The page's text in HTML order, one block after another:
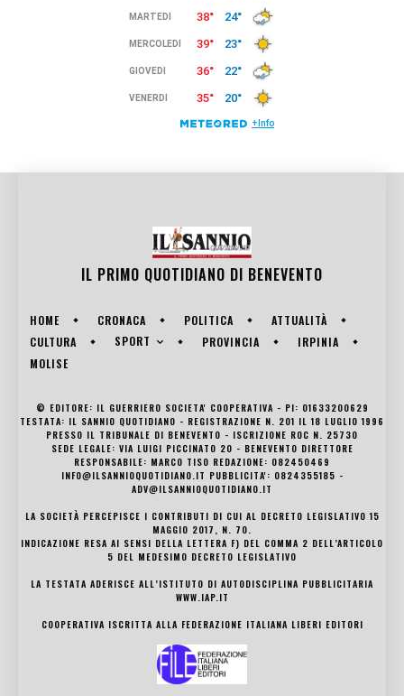
IL PRIMO QUOTIDIANO DI BENEVENTO
HOME CRONACA POLITICA
ATTUALITÀ
CULTURA
SPORT PROVINCIA
IRPINIA
MOLISE
© EDITORE: IL GUERRIERO SOCIETA' COOPERATIVA - PI: 01633200629
TESTATA: IL SANNIO QUOTIDIANO - REGISTRAZIONE N. 201 IL 18 LUGLIO 1996
PRESSO IL TRIBUNALE DI BENEVENTO - ISCRIZIONE ROC N. 25730
SEDE LEGALE: VIA LUIGI PICCINATO 20 - BENEVENTO DIRETTORE
RESPONSABILE: MARCO TISO REDAZIONE: 082450469
INFO@ILSANNIOQUOTIDIANO.IT PUBBLICITA': 0824355185 -
ADV@ILSANNIOQUOTIDIANO.IT
LA SOCIETÀ PERCEPISCE I CONTRIBUTI DI CUI AL DECRETO LEGISLATIVO 15
MAGGIO 2017, N. 70.
INDICAZIONE RESA AI SENSI DELLA LETTERA F) DEL COMMA 2 DELL’ARTICOLO
5 DEL MEDESIMO DECRETO LEGISLATIVO
LA TESTATA ADERISCE ALL’ISTITUTO DI AUTODISCIPLINA PUBBLICITARIA
WWW.IAP.IT
COOPERATIVA ISCRITTA ALLA FEDERAZIONE ITALIANA LIBERI EDITORI